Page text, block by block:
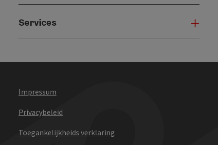
Services
Impressum
Privacybeleid
Toegankelijkheids verklaring